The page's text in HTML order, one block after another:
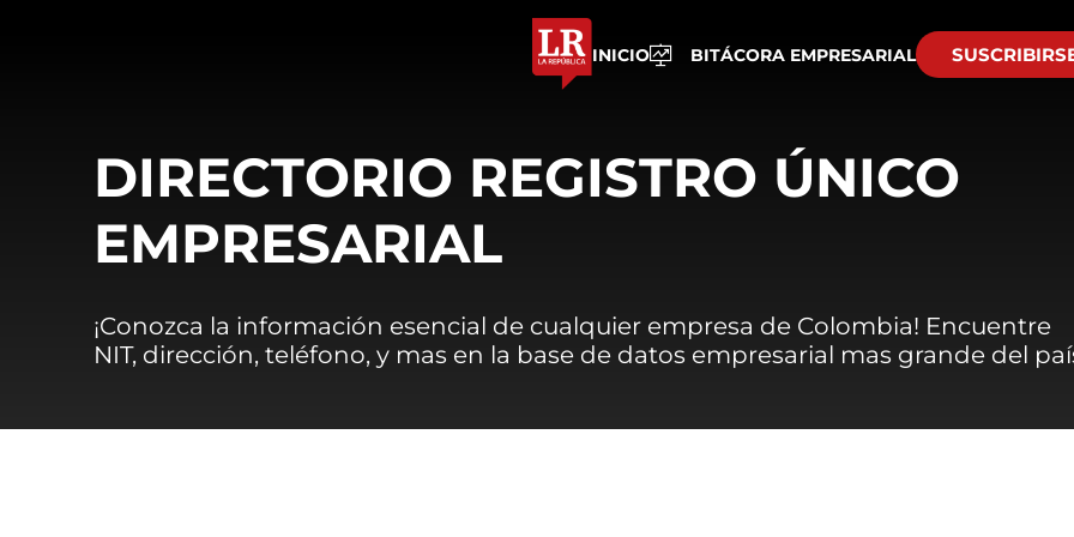
INICIO BITÁCORA EMPRESARIAL
DIRECTORIO REGISTRO ÚNICO
EMPRESARIAL
¡Conozca la información esencial de cualquier empresa de Colombia! Encuentre
NIT, dirección, teléfono, y mas en la base de datos empresarial mas grande del